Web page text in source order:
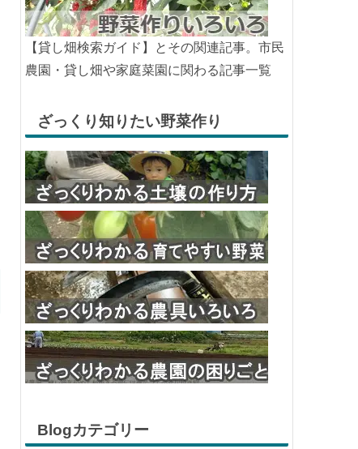
【貸し畑検索ガイド】とその関連記事。市民
農園・貸し畑や家庭菜園に関わる記事一覧
ざっくり知りたい野菜作り
Blogカテゴリー